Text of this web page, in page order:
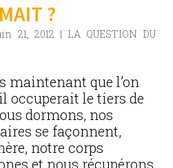
?
21, 2012 | LA QUESTION DU
maintenant que l’on
occuperait le tiers de
dormons, nos
se façonnent,
notre corps
et nous récupérons